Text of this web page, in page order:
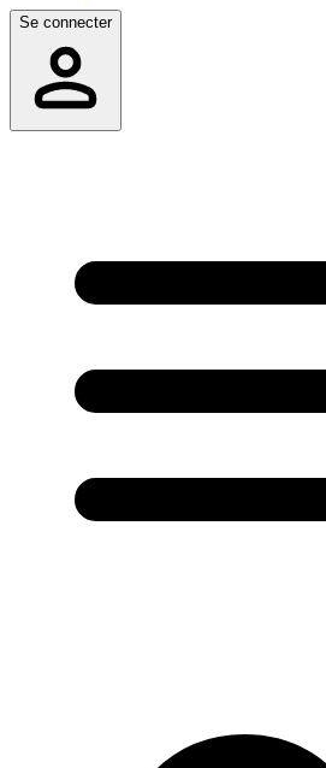
Se connecter